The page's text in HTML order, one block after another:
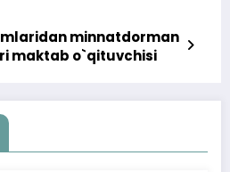
minnatdorman
maktab o`qituvchisi